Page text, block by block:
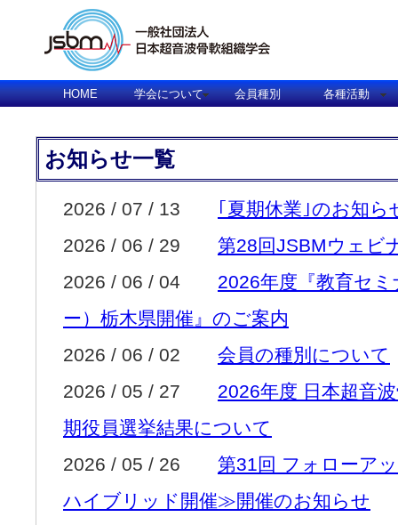
HOME 学会について 会員種別 各種活動
お知らせ一覧
2026 / 07 / 13
｢夏期休業｣のお知ら
2026 / 06 / 29 第28回JSBMウェビ
2026 / 06 / 04 2026年度『教育セ
ー）栃木県開催』のご案内
2026 / 06 / 02 会員の種別について
2026 / 05 / 27 2026年度 日本超音
期役員選挙結果について
2026 / 05 / 26 第31回 フォローア
ハイブリッド開催≫開催のお知らせ